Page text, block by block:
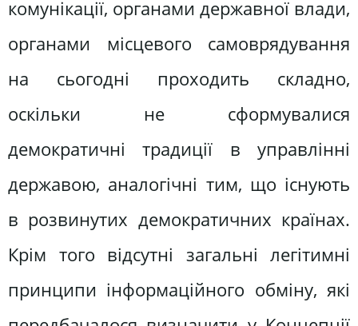
комунікації, органами державної влади,
органами місцевого самоврядування
на сьогодні проходить складно,
оскільки не сформувалися
демократичні традиції в управлінні
державою, аналогічні тим, що існують
в розвинутих демократичних країнах.
Крім того відсутні загальні легітимні
принципи інформаційного обміну, які